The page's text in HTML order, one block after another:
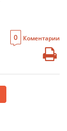
0 Коментарии